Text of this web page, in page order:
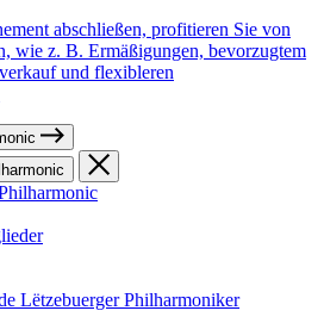
abschließen, profitieren Sie von
wie z. B. Ermäßigungen, bevorzugtem
und flexibleren
Lëtzebuerger Philharmoniker